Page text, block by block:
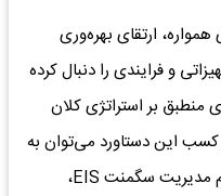
ارتقای بهره‌وری
و فرایندی را دنبال کرده
بر استراتژی کلان
این دستاورد می‌توان به
ثبت و تحلیل کلیه فعالیت‌ها در سیستم مدیریت سگمنت EIS،